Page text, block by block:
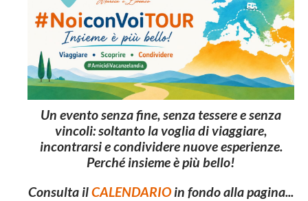
Un evento senza fine, senza tessere e senza
vincoli: soltanto la voglia di viaggiare,
incontrarsi e condividere nuove esperienze.
Perché insieme è più bello!
Consulta ilCALENDARIOin fondo alla pagina...